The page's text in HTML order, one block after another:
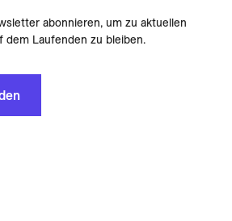
abonnieren, um zu aktuellen
dem Laufenden zu bleiben.